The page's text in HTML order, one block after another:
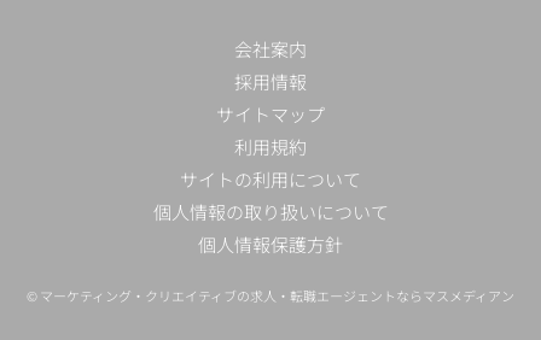
会社案内
採用情報
サイトマップ
利用規約
サイトの利用について
個人情報の取り扱いについて
個人情報保護方針
© マーケティング・クリエイティブの求人・転職エージェントならマスメディアン